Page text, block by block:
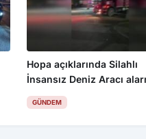
Hopa açıklarında Silahlı
İnsansız Deniz Aracı
GÜNDEM